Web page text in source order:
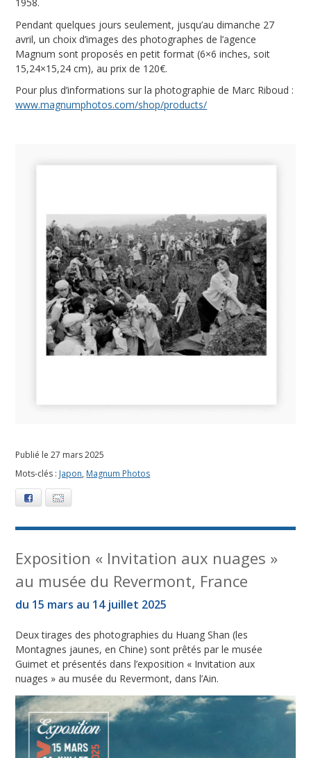
1958.
Pendant quelques jours seulement, jusqu’au dimanche 27
avril, un choix d’images des photographes de l’agence
Magnum sont proposés en petit format (6×6 inches, soit
15,24×15,24 cm), au prix de 120€.
Pour plus d’informations sur la photographie de Marc Riboud :
www.magnumphotos.com/shop/products/
Publié le 27 mars 2025
Mots-clés : Japon, Magnum Photos
Facebook
Exposition « Invitation aux nuages »
au musée du Revermont, France
du 15 mars au 14 juillet 2025
Deux tirages des photographies du Huang Shan (les
Montagnes jaunes, en Chine) sont prêtés par le musée
Guimet et présentés dans l’exposition « Invitation aux
nuages » au musée du Revermont, dans l’Ain.